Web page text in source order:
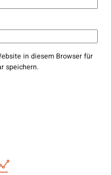
in diesem Browser für
speichern.